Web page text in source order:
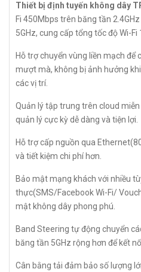
Thiết bị định tuyến không dây
Fi 450Mbps trên băng tần
5GHz, cung cấp tổng tốc độ Wi-Fi
Hỗ trợ chuyển vùng liền mạch để
mượt mà, không bị ảnh hưởng
các vị trí.
Quản lý tập trung trên cloud
quản lý cực kỳ dễ dàng và tiện lợi.
Hỗ trợ cấp nguồn qua
và tiết kiệm chi phí hơn.
Bảo mật mạng khách với nhiều
thực(SMS/Facebook Wi-Fi/
mật không dây phong phú.
Band Steering tự động chuyển
băng tần 5GHz rộng hơn để kết
Cân bằng tải đảm bảo số lượng